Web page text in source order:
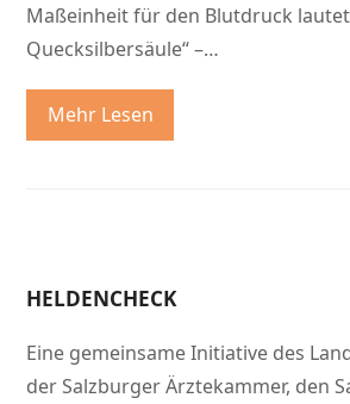
Maßeinheit für den Blutdruck
Quecksilbersäule“ –…
Mehr Lesen
HELDENCHECK
Eine gemeinsame Initiative des
der Salzburger Ärztekammer, den